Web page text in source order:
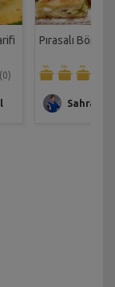
(0)
Pırasalı Börek
Sahrap